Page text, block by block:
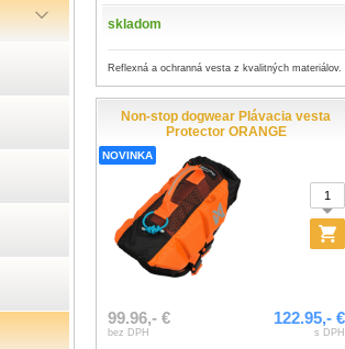
skladom
Reflexná a ochranná vesta z kvalitných materiálov.
Non-stop dogwear Plávacia vesta
Protector ORANGE
NOVINKA
99.96,- €
bez DPH
122.95,- €
s DPH